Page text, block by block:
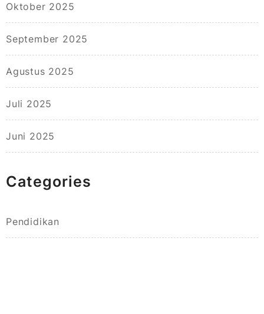
Oktober 2025
September 2025
Agustus 2025
Juli 2025
Juni 2025
Categories
Pendidikan